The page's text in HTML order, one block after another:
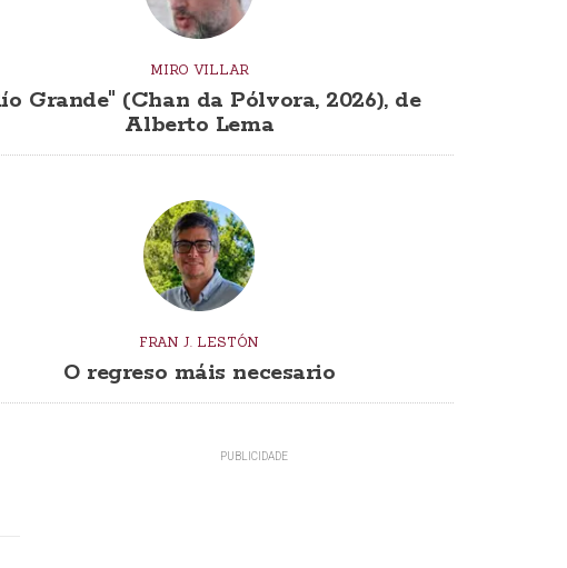
MIRO VILLAR
Grande" (Chan da Pólvora, 2026), de
Alberto Lema
FRAN J. LESTÓN
O regreso máis necesario